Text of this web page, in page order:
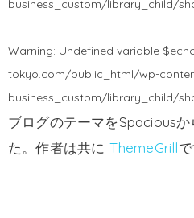
business_custom/library_child/
Warning: Undefined variable
tokyo.com/public_html/wp-
business_custom/library_child/
ブログのテーマをSpaciousか
た。作者は共に ThemeGrillで